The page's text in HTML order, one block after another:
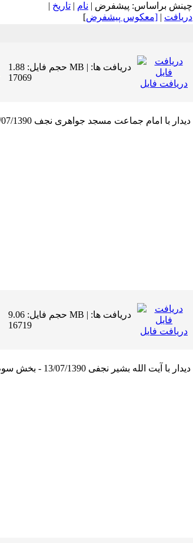
چينش براساس: پيشفرض | نام | تاريخ |
دريافت | [معكوس پيشفرض]
حجم فایل: 1.88 MB | دریافت ها:
17069
دریافت فایل
دیدار با امام جماعت مسجد جواهری نجف 14/07/1390
حجم فایل: 9.06 MB | دریافت ها:
16719
دریافت فایل
دیدار با آیت الله بشیر نجفی 13/07/1390 - بخش سوم